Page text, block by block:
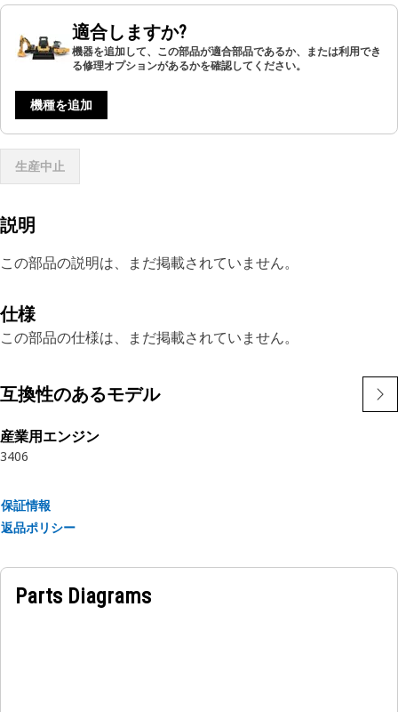
適合しますか?
機器を追加して、この部品が適合部品であるか、または利用でき
る修理オプションがあるかを確認してください。
機種を追加
生産中止
説明
この部品の説明は、まだ掲載されていません。
仕様
この部品の仕様は、まだ掲載されていません。
互換性のあるモデル
産業用エンジン
3406
保証情報
返品ポリシー
Parts Diagrams